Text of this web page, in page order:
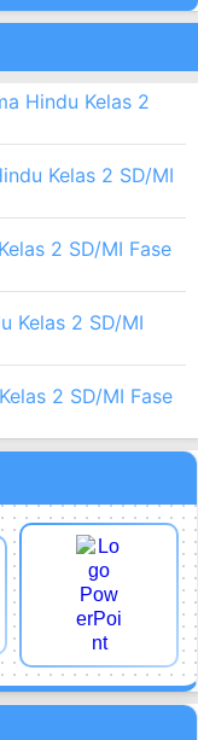
Hindu Kelas 2
Kelas 2 SD/MI
2 SD/MI Fase
Kelas 2 SD/MI
2 SD/MI Fase